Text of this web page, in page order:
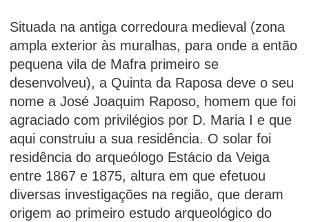
Situada na antiga corredoura medieval (zona
ampla exterior às muralhas, para onde a então
pequena vila de Mafra primeiro se
desenvolveu), a Quinta da Raposa deve o seu
nome a José Joaquim Raposo, homem que foi
agraciado com privilégios por D. Maria I e que
aqui construiu a sua residência. O solar foi
residência do arqueólogo Estácio da Veiga
entre 1867 e 1875, altura em que efetuou
diversas investigações na região, que deram
origem ao primeiro estudo arqueológico do